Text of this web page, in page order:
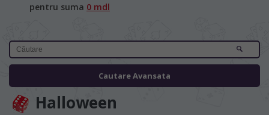
pentru suma 0 mdl
Cautare Avansata
Halloween